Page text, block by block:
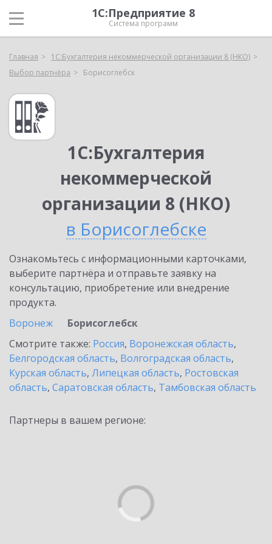
1С:Предприятие 8
Система программ
Главная
1С:Бухгалтерия некоммерческой организации 8 (НКО)
Выбор партнёра
Борисоглебск
1С:Бухгалтерия
некоммерческой
организации 8 (НКО)
в Борисоглебске
Ознакомьтесь с информационными карточками,
выберите партнёра и отправьте заявку на
консультацию, приобретение или внедрение
продукта.
Воронеж
Борисоглебск
Смотрите также: Россия, Воронежская область,
Белгородская область, Волгоградская область,
Курская область, Липецкая область, Ростовская
область, Саратовская область, Тамбовская область
Партнеры в вашем регионе: